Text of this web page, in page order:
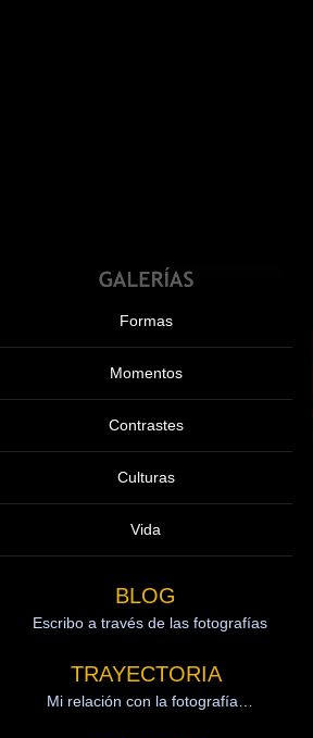
Formas
Momentos
Contrastes
Culturas
Vida
BLOG
Escribo a través de las fotografías
TRAYECTORIA
Mi relación con la fotografía…